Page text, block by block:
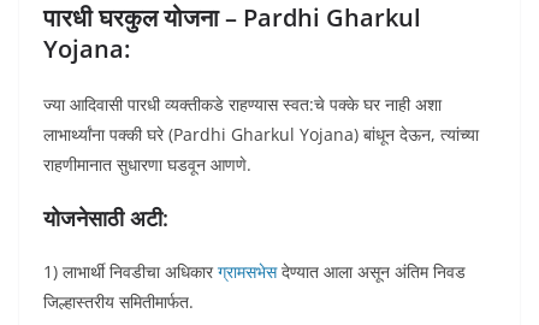
पारधी घरकुल योजना – Pardhi Gharkul
Yojana:
ज्या आदिवासी पारधी व्यक्तीकडे राहण्यास स्वत:चे पक्के घर नाही अशा
लाभार्थ्यांना पक्की घरे (Pardhi Gharkul Yojana) बांधून देऊन, त्यांच्या
राहणीमानात सुधारणा घडवून आणणे.
योजनेसाठी अटी:
1) लाभार्थी निवडीचा अधिकारग्रामसभेसदेण्यात आला असून अंतिम निवड
जिल्हास्तरीय समितीमार्फत.